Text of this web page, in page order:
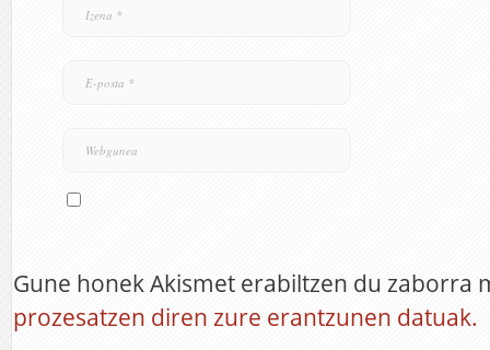
Gune honek Akismet erabiltzen du zaborra
prozesatzen diren zure erantzunen datuak.